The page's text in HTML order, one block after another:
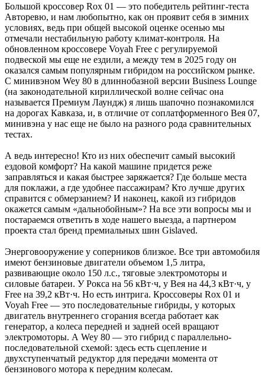
Большой кроссовер Rox 01 — это победитель рейтинг-теста
Авторевю, и нам любопытно, как он проявит себя в зимних
условиях, ведь при общей высокой оценке осенью мы
отмечали нестабильную работу климат-контроля. На
обновленном кроссовере Voyah Free с регулируемой
подвеской мы еще не ездили, а между тем в 2025 году он
оказался самым популярным гибридом на российском рынке.
С минивэном Wey 80 в длиннобазной версии Business Lounge
(на законодательной кириллической волне сейчас она
называется ­Премиум Лаундж) я лишь шапочно познакомился
на дорогах Кавказа, и, в отличие от соплатформенного Вея 07,
минивэна у нас еще не было на разного рода сравнительных
тестах.
А ведь интересно! Кто из них обеспечит самый высокий
ездовой комфорт? На какой машине придется реже
заправляться и какая быстрее заряжается? Где больше места
для поклажи, а где удобнее пассажирам? Кто лучше других
справится с обмерзанием? И наконец, какой из гибридов
окажется самым «дальнобойным»? На все эти вопросы мы и
постараемся ответить в ходе нашего выезда, а партнером
проекта стал бренд премиальных шин Gislaved.
Энерговооружение у соперников близкое. Все три автомобиля
имеют бензиновые двигатели объемом 1,5 ­литра,
развивающие около 150 л.с., тяговые электромоторы и
силовые батареи. У Рокса на 56 кВт·ч, у Вея на 44,3 кВт·ч, у
Free на 39,2 кВт·ч. Но есть интрига. Кроссоверы Rox 01 и
Voyah Free — это последовательные гибриды, у которых
двигатель внутреннего сгорания всегда работает как
генератор, а колеса передней и задней осей вращают
электромоторы. А Wey 80 — это гибрид с параллельно-
последовательной схемой: здесь есть сцепление и
двухступенчатый редуктор для передачи момента от
бензинового мотора к передним колесам.